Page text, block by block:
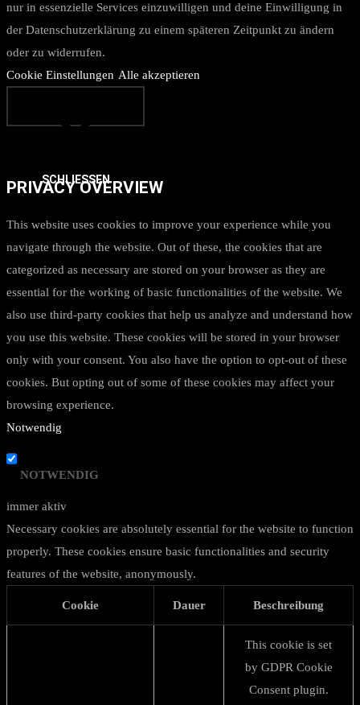
nur in essenzielle Services einzuwilligen und deine Einwilligung in
der Datenschutzerklärung zu einem späteren Zeitpunkt zu ändern
oder zu widerrufen.
Cookie Einstellungen Alle akzeptieren
SCHLIESSEN
PRIVACY OVERVIEW
This website uses cookies to improve your experience while you
navigate through the website. Out of these, the cookies that are
categorized as necessary are stored on your browser as they are
essential for the working of basic functionalities of the website. We
also use third-party cookies that help us analyze and understand how
you use this website. These cookies will be stored in your browser
only with your consent. You also have the option to opt-out of these
cookies. But opting out of some of these cookies may affect your
browsing experience.
Notwendig
NOTWENDIG
immer aktiv
Necessary cookies are absolutely essential for the website to function
properly. These cookies ensure basic functionalities and security
features of the website, anonymously.
Cookie Dauer Beschreibung
This cookie is set
by GDPR Cookie
Consent plugin.